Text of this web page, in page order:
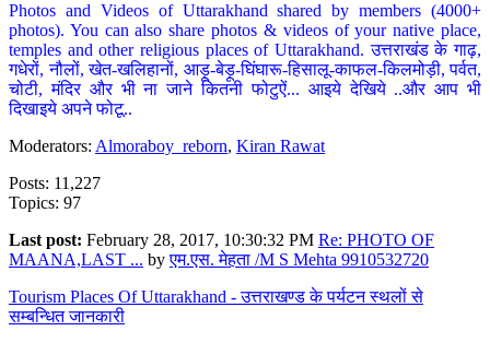
Photos and Videos of Uttarakhand shared by members (4000+
photos). You can also share photos & videos of your native place,
temples and other religious places of Uttarakhand. उत्तराखंड के गाढ़,
गधेरों, नौलों, खेत-खलिहानों, आड़ू-बेड़ू-घिंघारू-हिसालू-काफल-किलमोड़ी, पर्वत,
चोटी, मंदिर और भी ना जाने कितनी फोटुऐं... आइये देखिये ..और आप भी
दिखाइये अपने फोटू..
Moderators: Almoraboy_reborn, Kiran Rawat
Posts: 11,227
Topics: 97
Last post: February 28, 2017, 10:30:32 PM Re: PHOTO OF
MAANA,LAST ... byएम.एस. मेहता /M S Mehta 9910532720
Tourism Places Of Uttarakhand - उत्तराखण्ड के पर्यटन स्थलों से
सम्बन्धित जानकारी